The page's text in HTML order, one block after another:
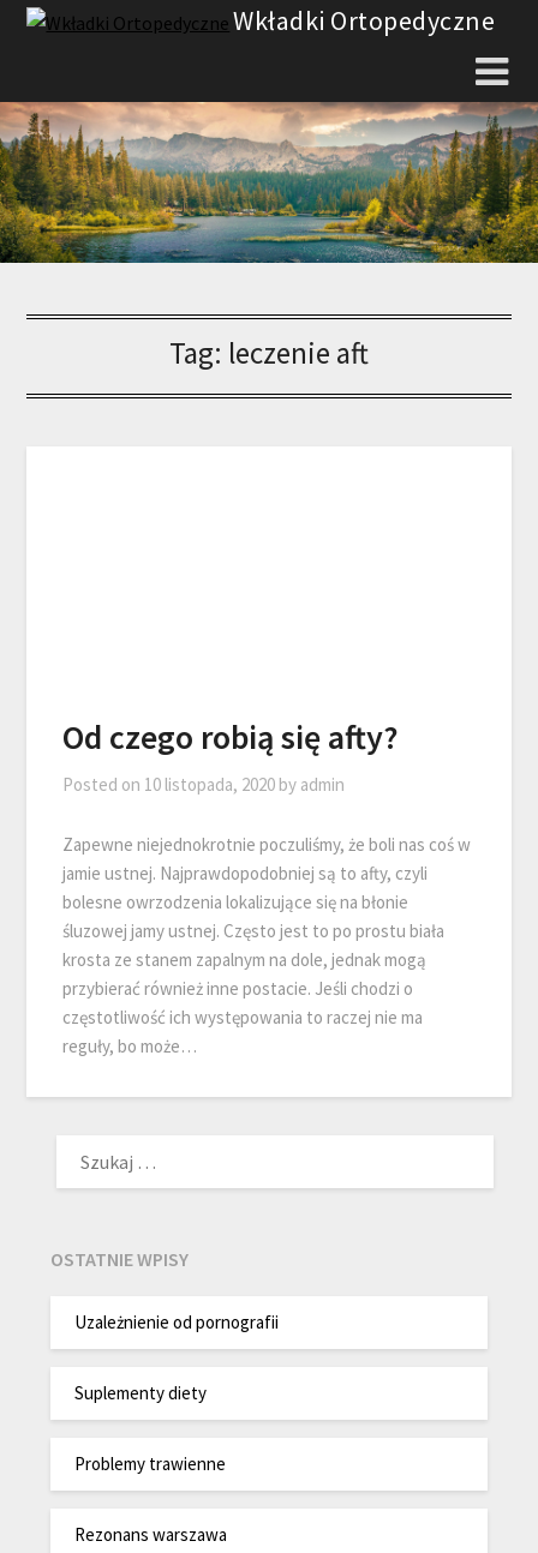
Skip
Wkładki Ortopedyczne
Tag: leczenie aft
Od czego robią się afty?
Posted on 10 listopada, 2020 by admin
Zapewne niejednokrotnie poczuliśmy, że boli nas coś w
jamie ustnej. Najprawdopodobniej są to afty, czyli
bolesne owrzodzenia lokalizujące się na błonie
śluzowej jamy ustnej. Często jest to po prostu biała
krosta ze stanem zapalnym na dole, jednak mogą
przybierać również inne postacie. Jeśli chodzi o
częstotliwość ich występowania to raczej nie ma
reguły, bo może…
OSTATNIE WPISY
Uzależnienie od pornografii
Suplementy diety
Problemy trawienne
Rezonans warszawa